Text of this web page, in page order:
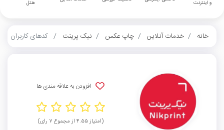
و اینترنت
هتل
خانه خدمات آنلاین چاپ عکس نیک پرینت کدهای کاربران
افزودن به علاقه مندی ها
(امتیاز ۴.۵۵ از مجموع ۷ رای)